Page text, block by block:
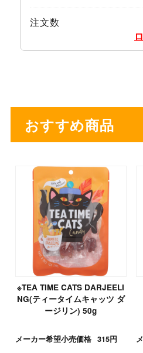
注文数
おすすめ商品
※TEA TIME CATS DARJEELI
NG(ティータイムキャッツ ダ
ージリン) 50g
メーカー希望小売価格 315円